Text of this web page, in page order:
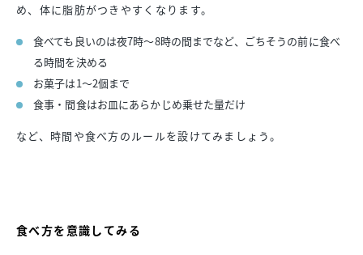
め、体に脂肪がつきやすくなります。
食べても良いのは夜7時～8時の間までなど、ごちそうの前に食べ
る時間を決める
お菓子は1～2個まで
食事・間食はお皿にあらかじめ乗せた量だけ
など、時間や食べ方のルールを設けてみましょう。
食べ方を意識してみる